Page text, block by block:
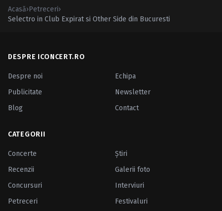
Acasă›Petreceri›
Selectro in Club Expirat si Other Side din Bucuresti
DESPRE ICONCERT.RO
Despre noi
Echipa
Publicitate
Newsletter
Blog
Contact
CATEGORII
Concerte
Ştiri
Recenzii
Galerii foto
Concursuri
Interviuri
Petreceri
Festivaluri